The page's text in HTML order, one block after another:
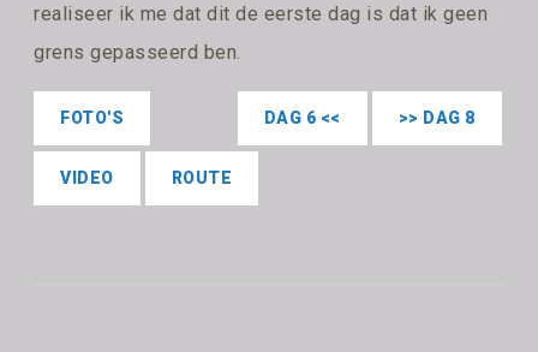
realiseer ik me dat dit de eerste dag is dat ik geen
grens gepasseerd ben.
>> DAG 8
DAG 6 <<
FOTO'S
VIDEO ROUTE